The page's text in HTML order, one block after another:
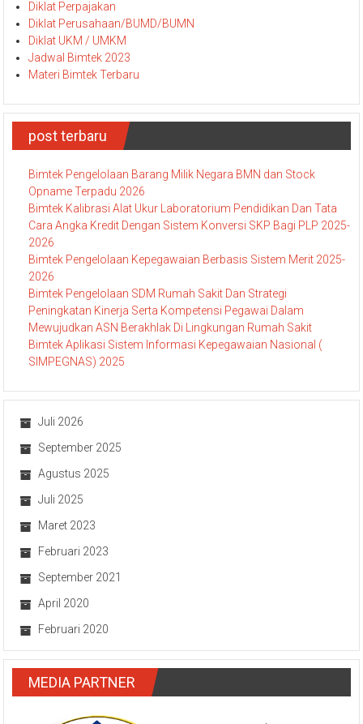
Diklat Perpajakan
Diklat Perusahaan/BUMD/BUMN
Diklat UKM / UMKM
Jadwal Bimtek 2023
Materi Bimtek Terbaru
post terbaru
Bimtek Pengelolaan Barang Milik Negara BMN dan Stock
Opname Terpadu 2026
Bimtek Kalibrasi Alat Ukur Laboratorium Pendidikan Dan Tata
Cara Angka Kredit Dengan Sistem Konversi SKP Bagi PLP 2025-
2026
Bimtek Pengelolaan Kepegawaian Berbasis Sistem Merit 2025-
2026
Bimtek Pengelolaan SDM Rumah Sakit Dan Strategi
Peningkatan Kinerja Serta Kompetensi Pegawai Dalam
Mewujudkan ASN Berakhlak Di Lingkungan Rumah Sakit
Bimtek Aplikasi Sistem Informasi Kepegawaian Nasional (
SIMPEGNAS) 2025
Juli 2026
September 2025
Agustus 2025
Juli 2025
Maret 2023
Februari 2023
September 2021
April 2020
Februari 2020
MEDIA PARTNER